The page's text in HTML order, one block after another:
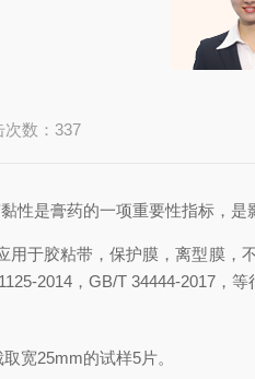
次数：337
性是膏药的一项重要性指标，是
用于胶粘带，保护膜，离型膜，
2014，GB/T 34444-2017，等
宽25mm的试样5片。